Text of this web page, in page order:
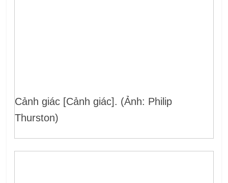
Cảnh giác [Cảnh giác]. (Ảnh: Philip
Thurston)